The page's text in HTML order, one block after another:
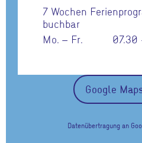
7 Wochen
buchbar
Mo. – Fr.
07.30
Google
Datenübertragung an